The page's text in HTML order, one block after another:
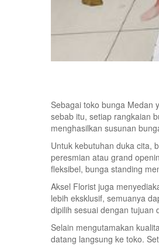
Sebagai toko bunga Medan
sebab itu, setiap rangkaian
menghasilkan susunan
Untuk kebutuhan duka cita,
peresmian atau grand
fleksibel, bunga standing
Aksel Florist juga
lebih eksklusif, semuanya
dipilih sesuai dengan tujuan
Selain mengutamakan
datang langsung ke toko.